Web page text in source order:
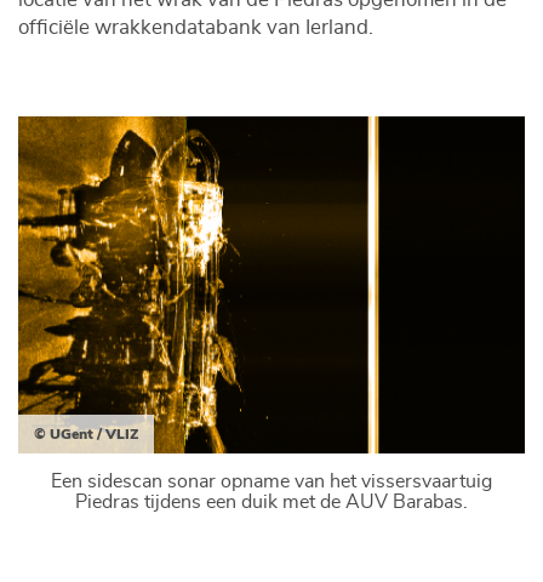
officiële wrakkendatabank van Ierland.
© UGent / VLIZ
Een sidescan sonar opname van het vissersvaartuig
Piedras tijdens een duik met de AUV Barabas.